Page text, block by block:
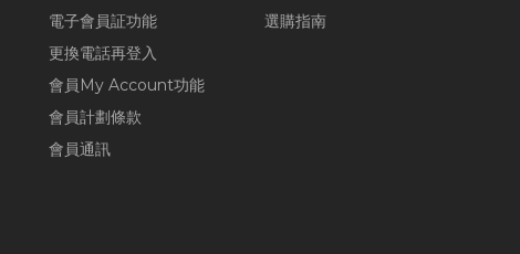
電子會員証功能
更換電話再登入
會員My Account功能
會員計劃條款
會員通訊
選購指南